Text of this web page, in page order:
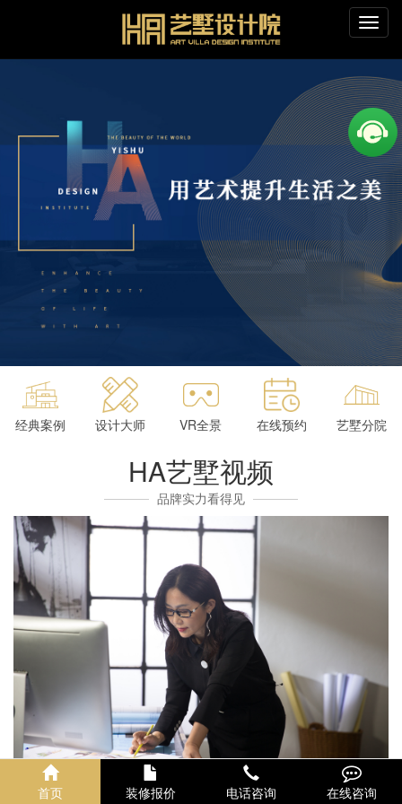
经典案例 设计大师 VR全景 在线预约 艺墅分院
HA艺墅视频
品牌实力看得见
首页 装修报价 电话咨询 在线咨询